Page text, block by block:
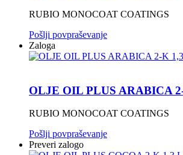
RUBIO MONOCOAT COATINGS
Pošlji povpraševanje
Zaloga
OLJE OIL PLUS ARABICA
RUBIO MONOCOAT COATINGS
Pošlji povpraševanje
Preveri zalogo